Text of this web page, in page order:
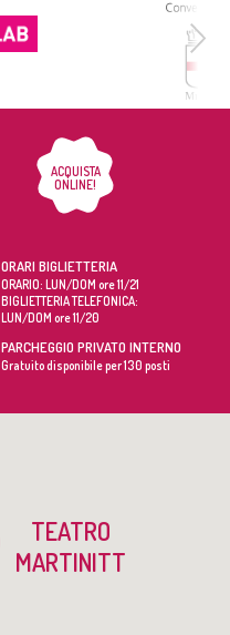
ACQUISTA
ONLINE!
ORARI BIGLIETTERIA
ORARIO: LUN/DOM ore 11/21
BIGLIETTERIA TELEFONICA:
LUN/DOM ore 11/20
PARCHEGGIO PRIVATO INTERNO
Gratuito disponibile per 130 posti
TEATRO
MARTINITT